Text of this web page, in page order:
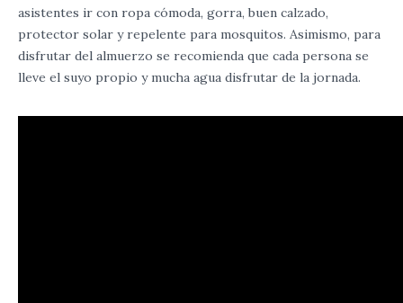
asistentes ir con ropa cómoda, gorra, buen calzado,
protector solar y repelente para mosquitos. Asimismo, para
disfrutar del almuerzo se recomienda que cada persona se
lleve el suyo propio y mucha agua disfrutar de la jornada.